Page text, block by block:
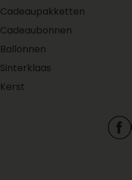
Adressen worden
automatisch opgeslagen
in jouw persoonlijke
makkelijk een
herhaalbestelling
profiteer je ook van deze
voordelen met een Zakelijk
Cadeaupakketten
Cadeaubonnen
Ballonnen
Sinterklaas
Kerst